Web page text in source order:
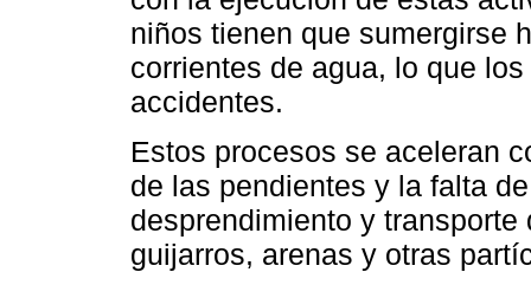
niños tienen que sumergirse
corrientes de agua, lo que
accidentes.
Estos procesos se aceleran
de las pendientes y la falta
desprendimiento y
guijarros, arenas y otras